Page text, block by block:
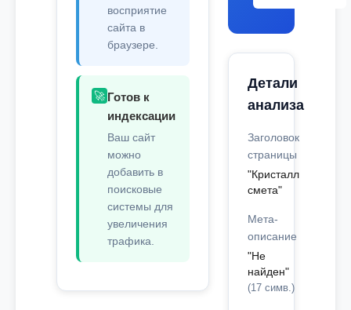
восприятие
сайта в
браузере.
🚀 Готов к
индексации
Ваш сайт
можно
добавить в
поисковые
системы для
увеличения
трафика.
Детали
анализа
Заголовок
страницы
"Кристалл
смета"
Мета-
описание
"Не
найден"
(17 симв.)